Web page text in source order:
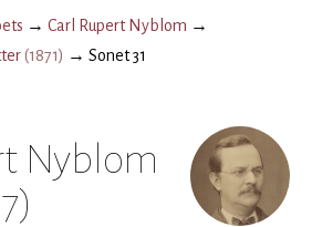
→ Carl Rupert Nyblom →
(1871) → Sonet 31
Nyblom